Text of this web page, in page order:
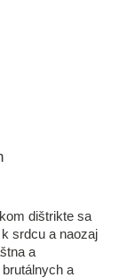
dištrikte sa
srdcu a naozaj
a
a